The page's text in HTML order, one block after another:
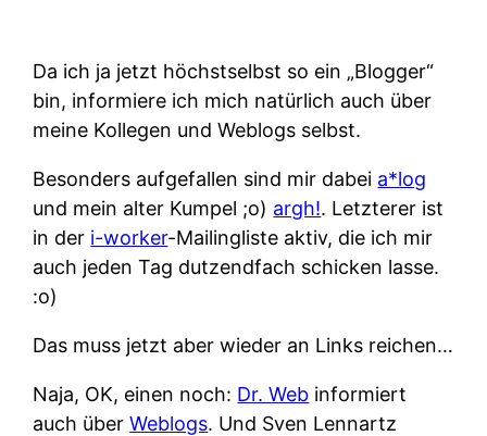
Da ich ja jetzt höchstselbst so ein „Blogger“
bin, informiere ich mich natürlich auch über
meine Kollegen und Weblogs selbst.
Besonders aufgefallen sind mir dabei a*log
und mein alter Kumpel ;o) argh!. Letzterer ist
in der i-worker-Mailingliste aktiv, die ich mir
auch jeden Tag dutzendfach schicken lasse.
:o)
Das muss jetzt aber wieder an Links reichen…
Naja, OK, einen noch: Dr. Web informiert
auch überWeblogs. Und Sven Lennartz